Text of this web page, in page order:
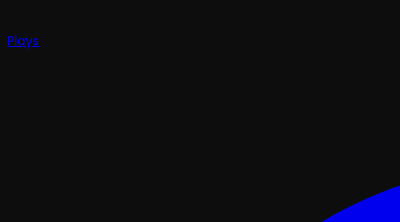
Plays